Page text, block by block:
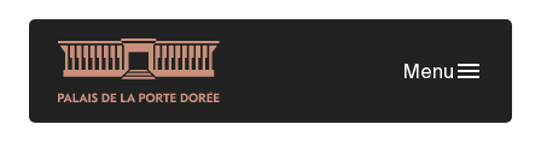
Aller
contenu
principal
Menu